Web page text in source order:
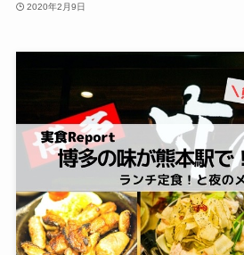
2020年2月9日